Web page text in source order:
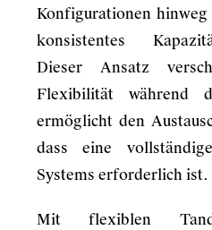
Konfigurationen
konsistentes
Dieser Ansatz
Flexibilität während
ermöglicht den
dass eine
Systems erforderlich ist.
Mit flexiblen